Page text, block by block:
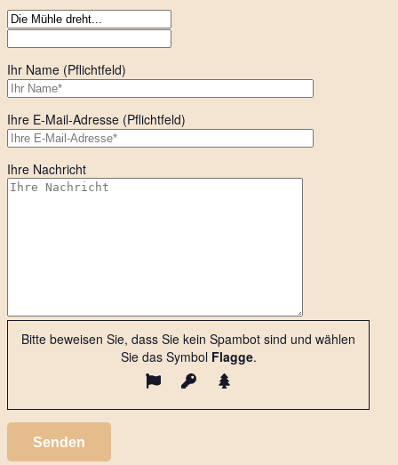
Ihr Name (Pflichtfeld)
Ihre E-Mail-Adresse (Pflichtfeld)
Ihre Nachricht
Bitte beweisen Sie, dass Sie kein Spambot sind und wählen
Sie das SymbolFlagge.